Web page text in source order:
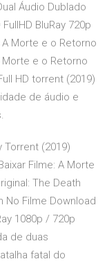
Áudio Dublado
BluRay 720p
A Morte e o Retorno
Morte e o Retorno
HD torrent (2019)
de áudio e
Torrent (2019)
Filme: A Morte
The Death
No Filme Download
1080p / 720p
de duas
fatal do